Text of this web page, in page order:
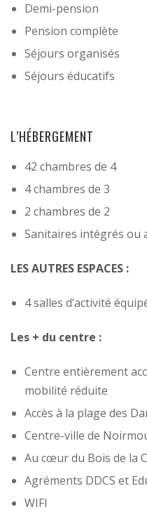
Demi-pension
Pension complète
Séjours organisés
Séjours éducatifs
L’HÉBERGEMENT
42 chambres de 4
4 chambres de 3
2 chambres de 2
Sanitaires intégrés ou
LES AUTRES ESPACES :
4 salles d’activité
Les + du centre :
Centre entièrement
mobilité réduite
Accès à la plage des
Centre-ville de
Au cœur du Bois de la
Agréments DDCS et
WIFI